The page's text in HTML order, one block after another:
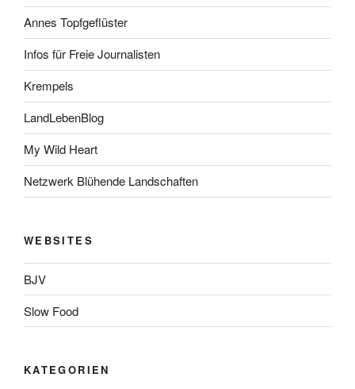
Annes Topfgeflüster
Infos für Freie Journalisten
Krempels
LandLebenBlog
My Wild Heart
Netzwerk Blühende Landschaften
WEBSITES
BJV
Slow Food
KATEGORIEN